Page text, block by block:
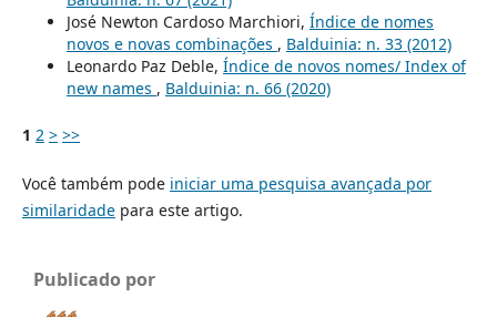
José Newton Cardoso Marchiori, Índice de nomes
novos e novas combinações , Balduinia: n. 33 (2012)
Leonardo Paz Deble, Índice de novos nomes/ Index of
new names , Balduinia: n. 66 (2020)
1 2 > >>
Você também pode iniciar uma pesquisa avançada por
similaridadepara este artigo.
Publicado por